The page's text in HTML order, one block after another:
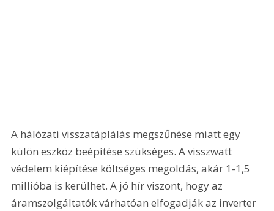
A hálózati visszatáplálás megszűnése miatt egy
külön eszköz beépítése szükséges. A visszwatt
védelem kiépítése költséges megoldás, akár 1-1,5
millióba is kerülhet. A jó hír viszont, hogy az
áramszolgáltatók várhatóan elfogadják az inverter